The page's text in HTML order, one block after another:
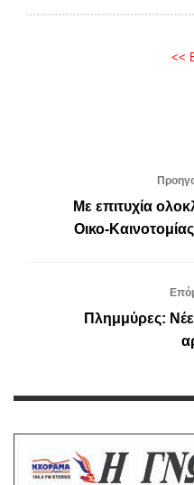
<<
Με επιτυχία
Οικο-
Πλημμύρες: